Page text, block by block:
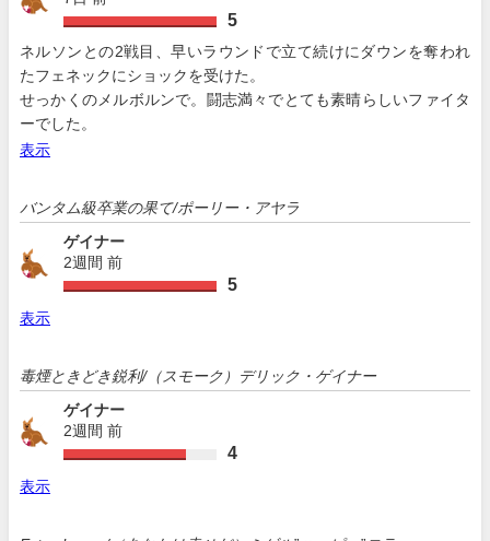
5
ネルソンとの2戦目、早いラウンドで立て続けにダウンを奪われ
たフェネックにショックを受けた。
せっかくのメルボルンで。闘志満々でとても素晴らしいファイタ
ーでした。
表示
バンタム級卒業の果て/ポーリー・アヤラ
ゲイナー
2週間 前
5
表示
毒煙ときどき鋭利/（スモーク）デリック・ゲイナー
ゲイナー
2週間 前
4
表示